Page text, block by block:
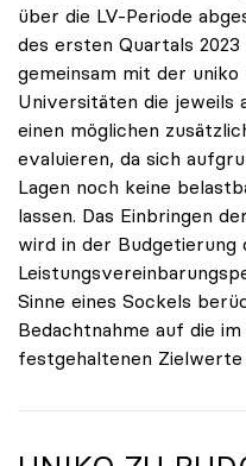
über die LV-Periode
des ersten Quartals
gemeinsam mit der uniko
Universitäten die jeweils
einen möglichen
evaluieren, da sich
Lagen noch keine
lassen. Das Einbringen
wird in der Budgetierung
Sinne eines Sockels
Bedachtnahme auf die
festgehaltenen